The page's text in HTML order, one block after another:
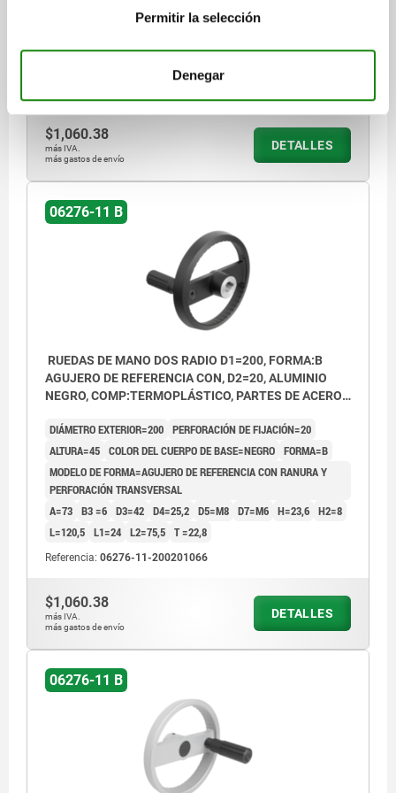
Permitir la selección
Denegar
PERFORACIÓN TRANSVERSAL
$1,060.38
más IVA.
más gastos de envío
DETALLES
06276-11 B
RUEDAS DE MANO DOS RADIO D1=200, FORMA:B
AGUJERO DE REFERENCIA CON, D2=20, ALUMINIO
NEGRO, COMP:TERMOPLÁSTICO, PARTES DE ACERO:
DIÁMETRO EXTERIOR=200 PERFORACIÓN DE FIJACIÓN=20
ALTURA=45 COLOR DEL CUERPO DE BASE=NEGRO FORMA=B
MODELO DE FORMA=AGUJERO DE REFERENCIA CON RANURA Y
PERFORACIÓN TRANSVERSAL
A=73 B3 =6 D3=42 D4=25,2 D5=M8 D7=M6 H=23,6 H2=8
L=120,5 L1=24 L2=75,5 T =22,8
Referencia: 06276-11-200201066
$1,060.38
más IVA.
más gastos de envío
DETALLES
06276-11 B